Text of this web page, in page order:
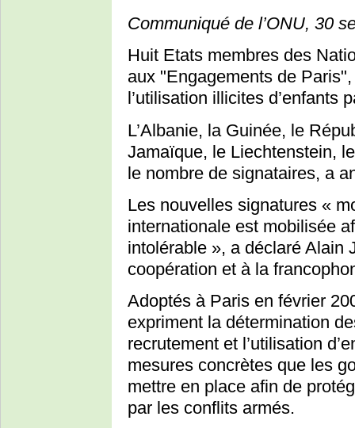
Communiqué de l’ONU, 30
Huit Etats membres des
aux "Engagements de
l’utilisation illicites d’enfants
L’Albanie, la Guinée, le
Jamaïque, le Liechtenstein,
le nombre de signataires, a
Les nouvelles signatures «
internationale est mobilisée
intolérable », a déclaré Alain
coopération et à la
Adoptés à Paris en février
expriment la détermination
recrutement et l’utilisation
mesures concrètes que les
mettre en place afin de
par les conflits armés.